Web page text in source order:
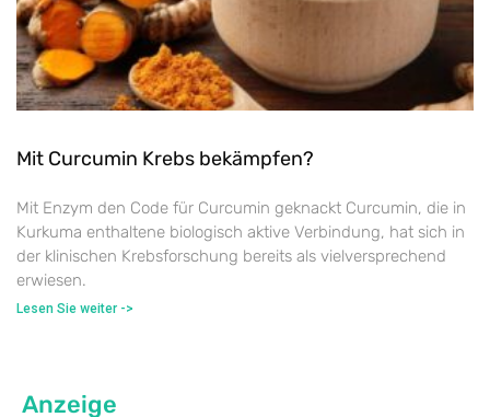
Mit Curcumin Krebs bekämpfen?
Mit Enzym den Code für Curcumin geknackt Curcumin, die in
Kurkuma enthaltene biologisch aktive Verbindung, hat sich in
der klinischen Krebsforschung bereits als vielversprechend
erwiesen.
Lesen Sie weiter ->
Anzeige